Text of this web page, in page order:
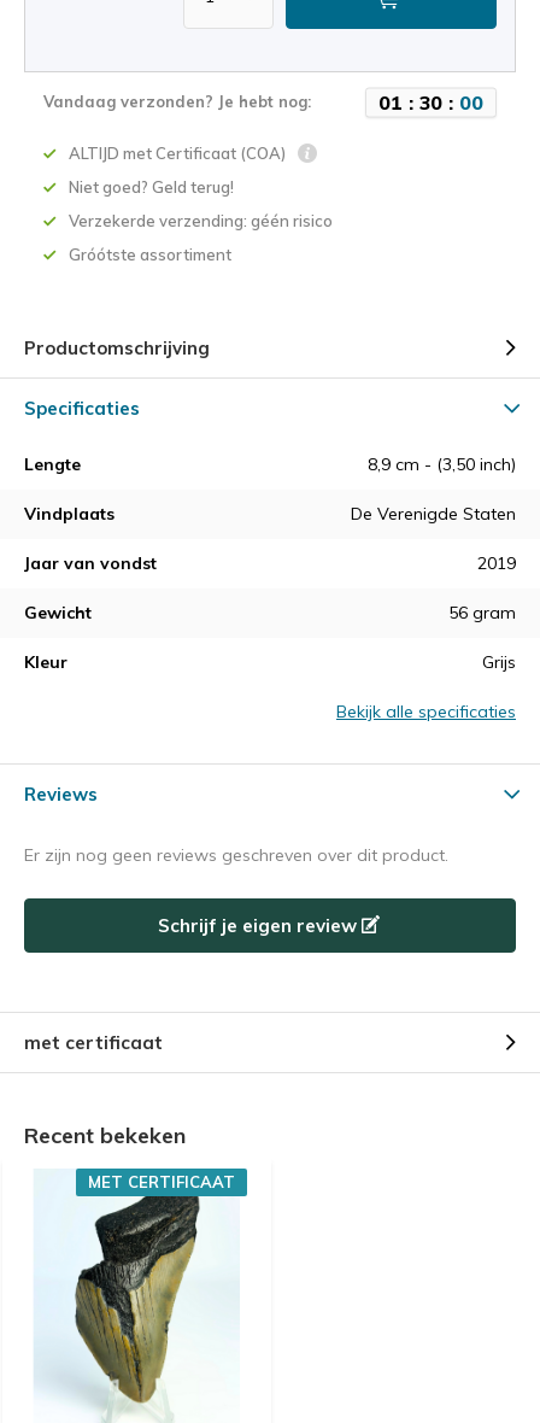
Vandaag verzonden? Je hebt nog: 01 : 30 : 00
ALTIJD met Certificaat (COA)
Niet goed? Geld terug!
Verzekerde verzending: géén risico
Gróótste assortiment
Productomschrijving
Specificaties
Lengte 8,9 cm - (3,50 inch)
Vindplaats De Verenigde Staten
Jaar van vondst 2019
Gewicht 56 gram
Kleur Grijs
Bekijk alle specificaties
Reviews
Er zijn nog geen reviews geschreven over dit product.
Schrijf je eigen review
met certificaat
Recent bekeken
MET CERTIFICAAT